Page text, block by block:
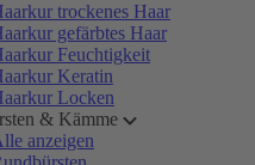
trockenes Haar
gefärbtes Haar
Feuchtigkeit
Keratin
Locken
& Kämme
anzeigen